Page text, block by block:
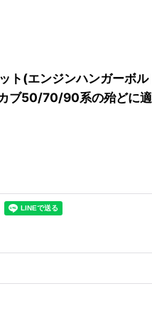
ト(エンジンハンガーボ
ブ50/70/90系の殆どに